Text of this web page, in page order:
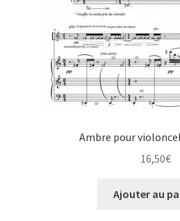
Ambre pour
16,50€
Ajouter au